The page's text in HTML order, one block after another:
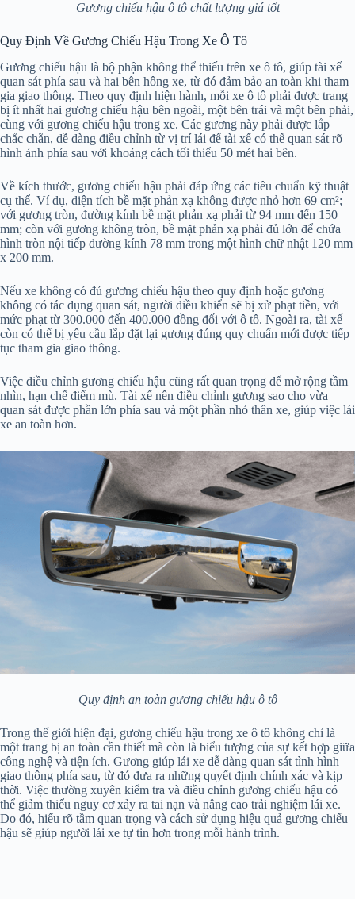
Gương chiếu hậu ô tô chất lượng giá tốt
Quy Định Về Gương Chiếu Hậu Trong Xe Ô Tô
Gương chiếu hậu là bộ phận không thể thiếu trên xe ô tô, giúp tài xế
quan sát phía sau và hai bên hông xe, từ đó đảm bảo an toàn khi tham
gia giao thông. Theo quy định hiện hành, mỗi xe ô tô phải được trang
bị ít nhất hai gương chiếu hậu bên ngoài, một bên trái và một bên phải,
cùng với gương chiếu hậu trong xe. Các gương này phải được lắp
chắc chắn, dễ dàng điều chỉnh từ vị trí lái để tài xế có thể quan sát rõ
hình ảnh phía sau với khoảng cách tối thiểu 50 mét hai bên.
Về kích thước, gương chiếu hậu phải đáp ứng các tiêu chuẩn kỹ thuật
cụ thể. Ví dụ, diện tích bề mặt phản xạ không được nhỏ hơn 69 cm²;
với gương tròn, đường kính bề mặt phản xạ phải từ 94 mm đến 150
mm; còn với gương không tròn, bề mặt phản xạ phải đủ lớn để chứa
hình tròn nội tiếp đường kính 78 mm trong một hình chữ nhật 120 mm
x 200 mm.
Nếu xe không có đủ gương chiếu hậu theo quy định hoặc gương
không có tác dụng quan sát, người điều khiển sẽ bị xử phạt tiền, với
mức phạt từ 300.000 đến 400.000 đồng đối với ô tô. Ngoài ra, tài xế
còn có thể bị yêu cầu lắp đặt lại gương đúng quy chuẩn mới được tiếp
tục tham gia giao thông.
Việc điều chỉnh gương chiếu hậu cũng rất quan trọng để mở rộng tầm
nhìn, hạn chế điểm mù. Tài xế nên điều chỉnh gương sao cho vừa
quan sát được phần lớn phía sau và một phần nhỏ thân xe, giúp việc lái
xe an toàn hơn.
Quy định an toàn gương chiếu hậu ô tô
Trong thế giới hiện đại, gương chiếu hậu trong xe ô tô không chỉ là
một trang bị an toàn cần thiết mà còn là biểu tượng của sự kết hợp giữa
công nghệ và tiện ích. Gương giúp lái xe dễ dàng quan sát tình hình
giao thông phía sau, từ đó đưa ra những quyết định chính xác và kịp
thời. Việc thường xuyên kiểm tra và điều chỉnh gương chiếu hậu có
thể giảm thiểu nguy cơ xảy ra tai nạn và nâng cao trải nghiệm lái xe.
Do đó, hiểu rõ tầm quan trọng và cách sử dụng hiệu quả gương chiếu
hậu sẽ giúp người lái xe tự tin hơn trong mỗi hành trình.